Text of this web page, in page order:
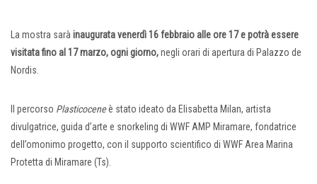
La mostra sarà inauguratavenerdì 16 febbraio alle ore 17e potrà essere
visitata fino al 17 marzo, ogni giorno,negli orari di apertura di Palazzo de
Nordis.
Il percorso Plasticoceneè stato ideato da Elisabetta Milan, artista
divulgatrice, guida d’arte e snorkeling di WWF AMP Miramare, fondatrice
dell’omonimo progetto, con il supporto scientifico di WWF Area Marina
Protetta di Miramare (Ts).